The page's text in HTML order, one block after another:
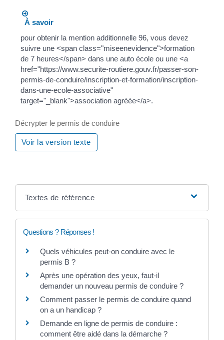
À savoir
pour obtenir la mention additionnelle 96, vous devez
suivre une <span class="miseenevidence">formation
de 7 heures</span> dans une auto école ou une <a
href="https://www.securite-routiere.gouv.fr/passer-son-
permis-de-conduire/inscription-et-formation/inscription-
dans-une-ecole-associative"
target="_blank">association agréée</a>.
Décrypter le permis de conduire
Voir la version texte
Textes de référence
Questions ? Réponses !
Quels véhicules peut-on conduire avec le
permis B ?
Après une opération des yeux, faut-il
demander un nouveau permis de conduire ?
Comment passer le permis de conduire quand
on a un handicap ?
Demande en ligne de permis de conduire :
comment être aidé dans la démarche ?